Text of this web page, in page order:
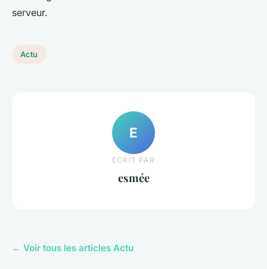
serveur.
Actu
E
ECRIT PAR
esmée
← Voir tous les articles Actu